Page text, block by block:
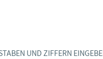
UND ZIFFERN EINGEBEN